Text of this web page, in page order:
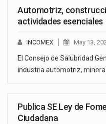
Automotriz,
actividades esenciales
INCOMEX May 13,
El Consejo de Salubridad
industria automotriz,
Publica SE Ley de
Ciudadana